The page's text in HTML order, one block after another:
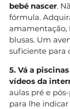
bebé nascer.
fórmula.
amamentação,
blusas. Um
suficiente para
5. Vá a
vídeos da
aulas pré e
para lhe